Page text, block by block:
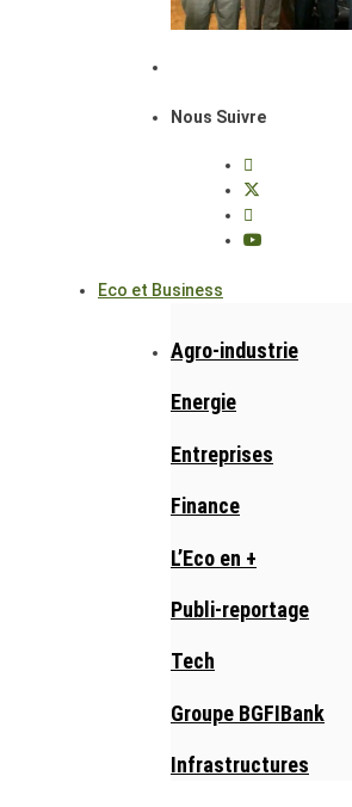
Nous Suivre
Eco et Business
Agro-industrie
Energie
Entreprises
Finance
L’Eco en +
Publi-reportage
Tech
Groupe BGFIBank
Infrastructures